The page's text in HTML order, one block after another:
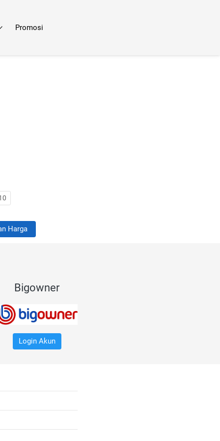
Promosi
Harga
Bigowner
Login Akun